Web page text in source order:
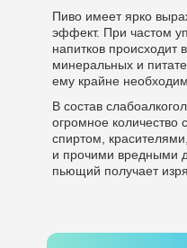
Пиво имеет ярко
эффект. При частом
напитков происходит
минеральных и
ему крайне
В состав
огромное количество
спиртом,
и прочими вредными
пьющий получает